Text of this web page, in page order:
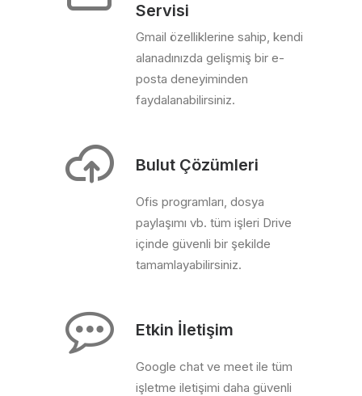
Servisi
Gmail özelliklerine sahip, kendi
alanadınızda gelişmiş bir e-
posta deneyiminden
faydalanabilirsiniz.
Bulut Çözümleri
Ofis programları, dosya
paylaşımı vb. tüm işleri Drive
içinde güvenli bir şekilde
tamamlayabilirsiniz.
Etkin İletişim
Google chat ve meet ile tüm
işletme iletişimi daha güvenli